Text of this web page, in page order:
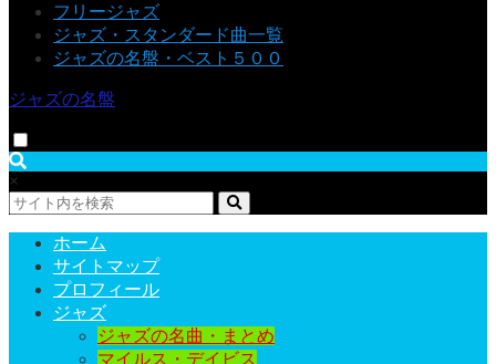
フリージャズ
ジャズ・スタンダード曲一覧
ジャズの名盤・ベスト５００
ジャズの名盤
×
ホーム
サイトマップ
プロフィール
ジャズ
ジャズの名曲・まとめ
マイルス・デイビス